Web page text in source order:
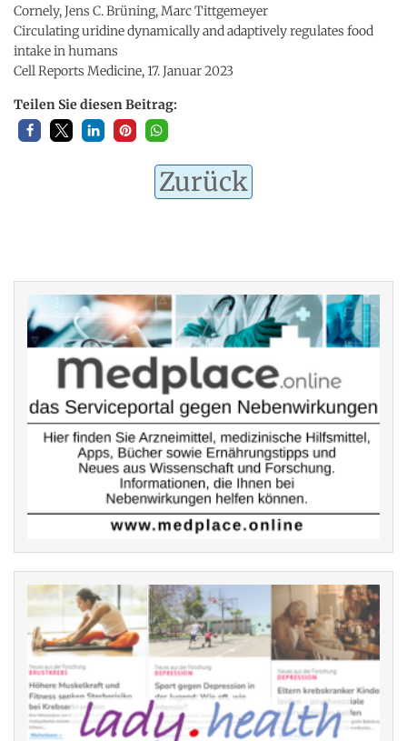
Cornely, Jens C. Brüning, Marc Tittgemeyer
Circulating uridine dynamically and adaptively regulates food
intake in humans
Cell Reports Medicine, 17. Januar 2023
Teilen Sie diesen Beitrag:
Zurück